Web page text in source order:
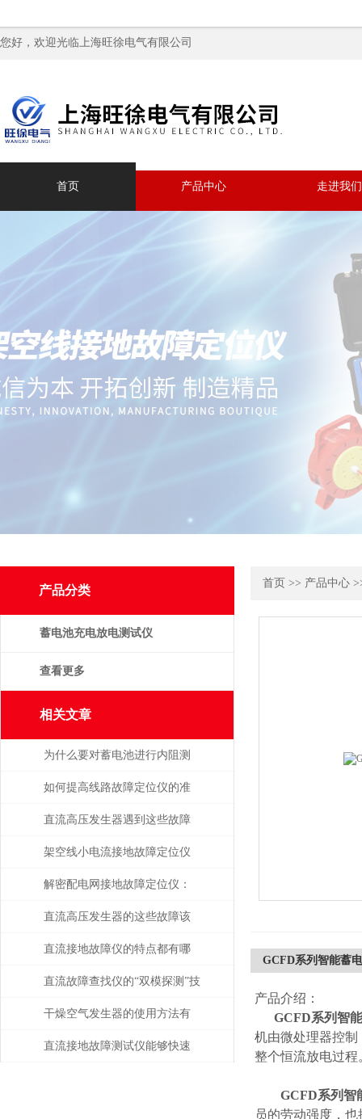
您好，欢迎光临上海旺徐电气有限公司
首页 产品中心 走进我们
产品分类
蓄电池充电放电测试仪
查看更多
相关文章
为什么要对蓄电池进行内阻测
试？
如何提高线路故障定位仪的准
确性？
直流高压发生器遇到这些故障
该如何处理？
架空线小电流接地故障定位仪
是如何进行故障定位的？
解密配电网接地故障定位仪：
提高安全性和可靠性
直流高压发生器的这些故障该
如何检查与处理
直流接地故障仪的特点都有哪
些？
直流故障查找仪的“双模探测”技
术
干燥空气发生器的使用方法有
哪些？
直流接地故障测试仪能够快速
首页 >> 产品中心
GCFD系列智能蓄
产品介绍：
GCFD系列智
机由微处理器控
整个恒流放电过
GCFD系列智
员的劳动强度，